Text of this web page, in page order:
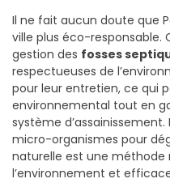
Il ne fait aucun doute que
ville plus éco-responsable.
gestion des fosses
respectueuses de
pour leur entretien, ce qui
environnemental tout en
système d’assainissement.
micro-organismes pour
naturelle est une méthode
l’environnement et